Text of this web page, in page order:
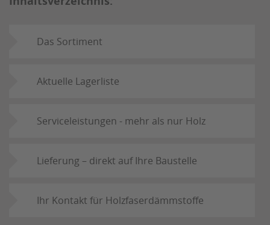
Das Sortiment
Aktuelle Lagerliste
Serviceleistungen - mehr als nur Holz
Lieferung – direkt auf Ihre Baustelle
Ihr Kontakt für Holzfaserdämmstoffe